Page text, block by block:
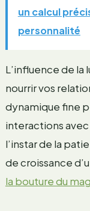
un calcul
personnalité
L’influence de la
nourrir vos
dynamique fine
interactions
l’instar de la
de croissance
la bouture du